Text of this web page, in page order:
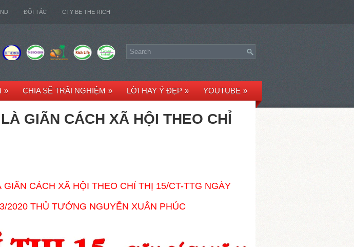
ĐỐI TÁC CTY BE THE RICH
» CHIA SẼ TRÃI NGHIỆM » LỜI HAY Ý ĐẸP » YOUTUBE »
GIÃN CÁCH XÃ HỘI THEO CHỈ
GIÃN CÁCH XÃ HỘI THEO CHỈ THỊ 15/CT-TTG NGÀY
2020 THỦ TƯỚNG NGUYỄN XUÂN PHÚC